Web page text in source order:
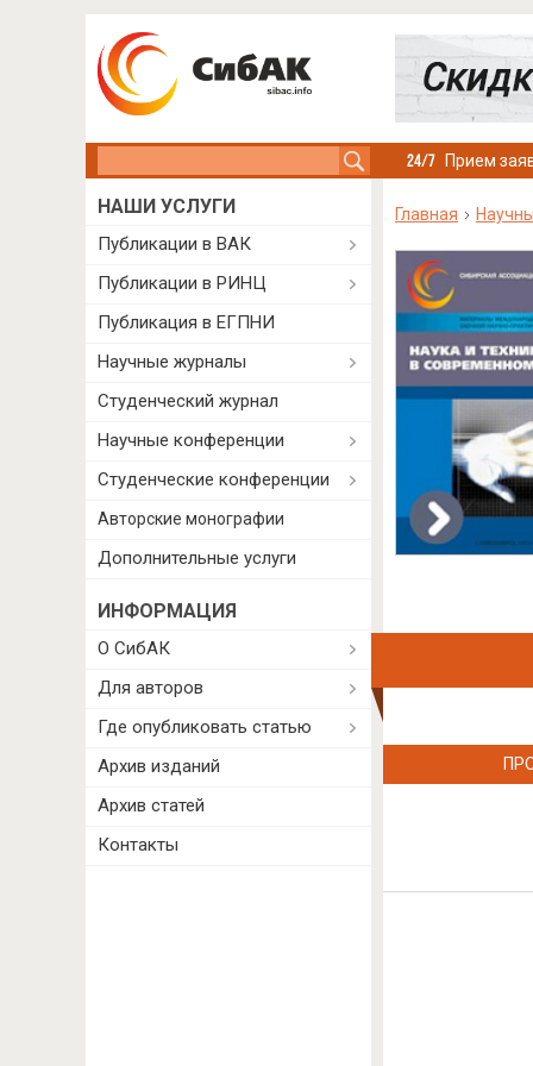
Прием
Главная
НАШИ УСЛУГИ
Публикации в ВАК
Публикации в РИНЦ
Публикация в ЕГПНИ
Научные журналы
Студенческий журнал
Научные конференции
Студенческие конференции
Авторские монографии
Дополнительные услуги
ИНФОРМАЦИЯ
О СибАК
Для авторов
Где опубликовать статью
Архив изданий
Архив статей
Контакты